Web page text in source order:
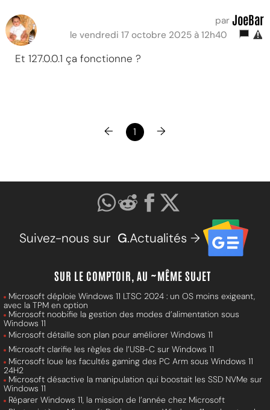
par JoeBar
le vendredi 17 octobre 2025 à 12h40
Et 127.0.0.1 ça fonctionne ?
← 1 →
Suivez-nous sur G.Actualités →
SUR LE COMPTOIR, AU ~MÊME SUJET
Microsoft déploie Windows 11 LTSC 2024 : un OS moins exigeant,
avec la TPM en option
Microsoft noobifie la gestion des modes d’alimentation sous
Windows 11
Microsoft détaille son plan pour améliorer Windows 11
Microsoft clarifie les règles de l’USB-C sur Windows 11
Microsoft loue les facultés gaming des PC Arm sous Windows 11
24H2
Microsoft désactive la manipulation qui boostait les SSD NVMe sur
Windows 11
Réparer Windows 11, la mission de l’année chez Microsoft